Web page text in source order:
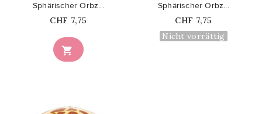

Sphärischer Orbz...
Price
CHF 7,75
Sphärischer Orbz...
Price
CHF 7,75
Nicht vorrättig